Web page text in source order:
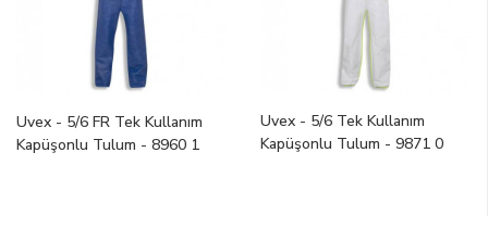
Uvex - 5/6 FR Tek Kullanım
Kapüşonlu Tulum - 8960 1
Uvex - 5/6 Tek Kullanım
Kapüşonlu Tulum - 9871 0